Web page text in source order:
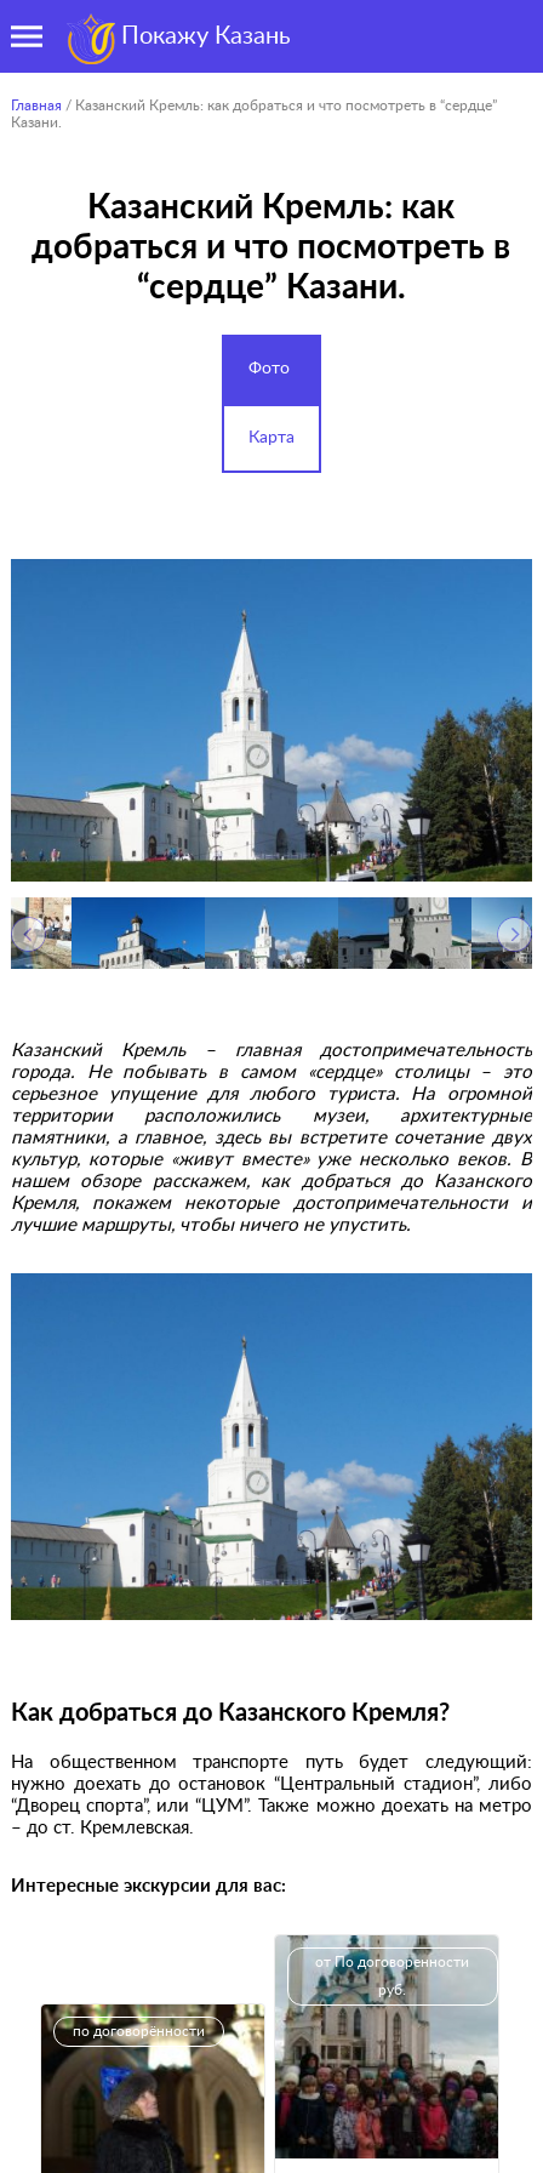
Покажу Казань
Главная / Казанский Кремль: как добраться и что посмотреть в “сердце”
Казани.
Казанский Кремль: как
добраться и что посмотреть в
“сердце” Казани.
Фото
Карта
Казанский Кремль – главная достопримечательность
города. Не побывать в самом «сердце» столицы – это
серьезное упущение для любого туриста. На огромной
территории расположились музеи, архитектурные
памятники, а главное, здесь вы встретите сочетание двух
культур, которые «живут вместе» уже несколько веков. В
нашем обзоре расскажем, как добраться до Казанского
Кремля, покажем некоторые достопримечательности и
лучшие маршруты, чтобы ничего не упустить.
Как добраться до Казанского Кремля?
На общественном транспорте путь будет следующий:
нужно доехать до остановок “Центральный стадион”, либо
“Дворец спорта”, или “ЦУМ”. Также можно доехать на метро
– до ст. Кремлевская.
Интересные экскурсии для вас:
по договорённости
от По договоренности
руб.